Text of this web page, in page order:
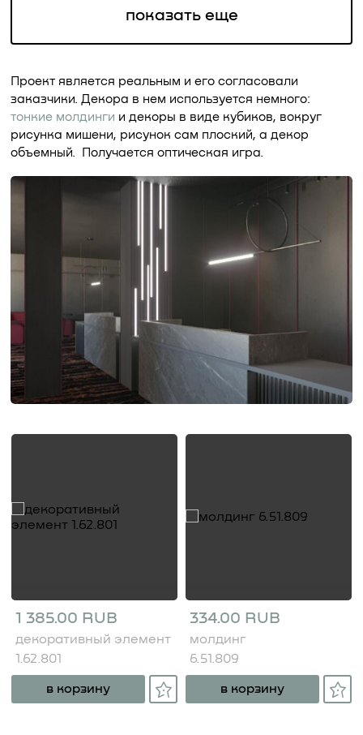
показать еще
Проект является реальным и его согласовали
заказчики. Декора в нем используется немного:
тонкие молдинги и декоры в виде кубиков, вокруг
рисунка мишени, рисунок сам плоский, а декор
объемный. Получается оптическая игра.
1 385.00 RUB
декоративный элемент
1.62.801
в корзину
334.00 RUB
молдинг
6.51.809
в корзину